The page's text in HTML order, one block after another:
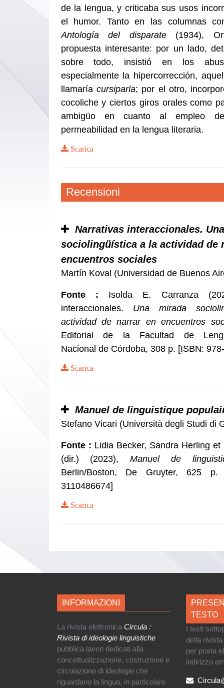
de la lengua, y criticaba sus usos
el humor. Tanto en las columnas
Antología del disparate(1934),
propuesta interesante: por un lado,
sobre todo, insistió en los
especialmente la hipercorrección,
llamaría cursiparla; por el otro,
cocoliche y ciertos giros orales como
ambigüo en cuanto al empleo
permeabilidad en la lengua literaria.
Scarica
Recensioni
Narrativas interaccionales.
sociolingüística a la actividad de
encuentros sociales
Martín Koval (Universidad de Buenos
Fonte : Isolda E. Carranza
interaccionales. Una mirada
actividad de narrar en encuentros
Editorial de la Facultad de
Nacional de Córdoba, 308 p. [ISBN:
Scarica
Manuel de linguistique
Stefano Vicari (Università degli Studi di
Fonte : Lidia Becker, Sandra Herling
(dir.) (2023),Manuel de
Berlin/Boston, De Gruyter, 625
3110486674]
Scarica
INFORMAZIONI
La rivista elettronica Circula :
Rivista di ideologie linguistiche
pubblica lavori dedicati alla
concettualizzazione, costruzione e
circolazione di ideologie che
riguardano la lingua, in particolare
TESTO
I testi
della
per posta
indirizzo